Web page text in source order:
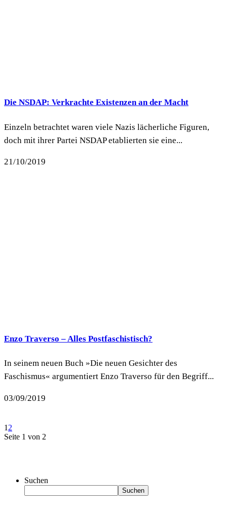
Die NSDAP: Verkrachte Existenzen an der Macht
Einzeln betrachtet waren viele Nazis lächerliche Figuren,
doch mit ihrer Partei NSDAP etablierten sie eine...
21/10/2019
Enzo Traverso – Alles Postfaschistisch?
In seinem neuen Buch »Die neuen Gesichter des
Faschismus« argumentiert Enzo Traverso für den Begriff...
03/09/2019
1 2
Seite 1 von 2
Suchen
Suchen